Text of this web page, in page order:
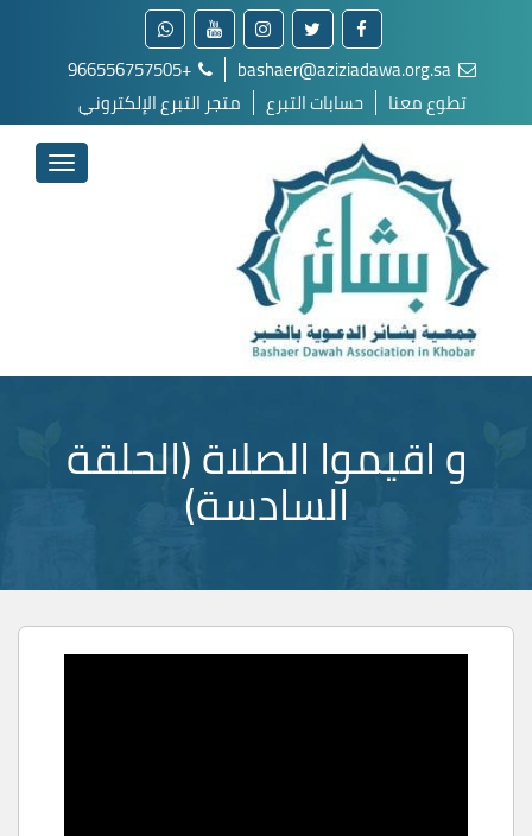
+966556757505
تطوع معنا
حسابات التبرع متجر التبرع الإلكتروني
و اقيموا الصلاة (الحلقة
السادسة)